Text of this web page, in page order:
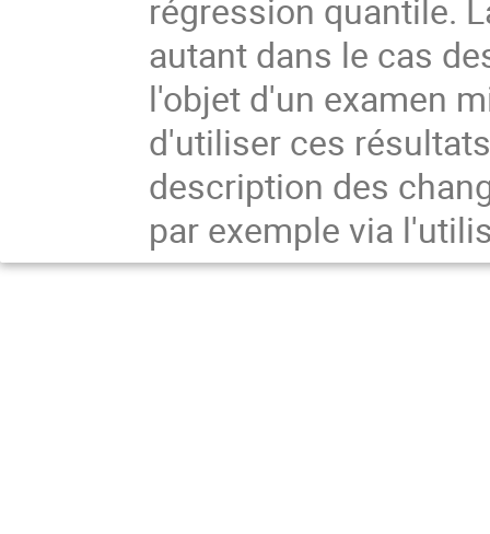
régression quantile.
autant dans le cas
l'objet d'un examen
d'utiliser ces
description des
par exemple via